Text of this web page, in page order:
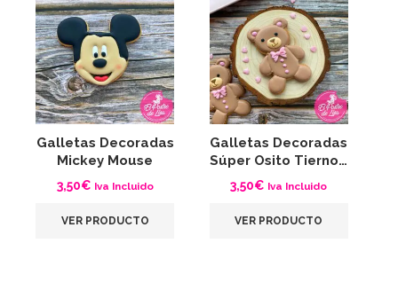
Galletas Decoradas
Mickey Mouse
3,50€ Iva Incluido
VER PRODUCTO
Galletas Decoradas
Súper Osito Tierno…
3,50€ Iva Incluido
VER PRODUCTO